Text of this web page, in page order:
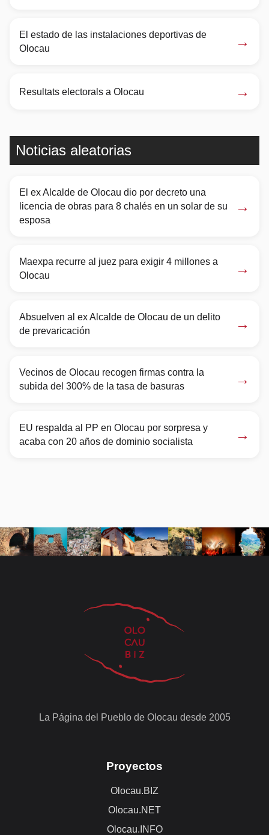
El estado de las instalaciones deportivas de
Olocau
→
Resultats electorals a Olocau →
Noticias aleatorias
El ex Alcalde de Olocau dio por decreto una
licencia de obras para 8 chalés en un solar de su
esposa
→
Maexpa recurre al juez para exigir 4 millones a
Olocau
→
Absuelven al ex Alcalde de Olocau de un delito
de prevaricación
→
Vecinos de Olocau recogen firmas contra la
subida del 300% de la tasa de basuras
→
EU respalda al PP en Olocau por sorpresa y
acaba con 20 años de dominio socialista
→
La Página del Pueblo de Olocau desde 2005
Proyectos
Olocau.BIZ
Olocau.NET
Olocau.INFO